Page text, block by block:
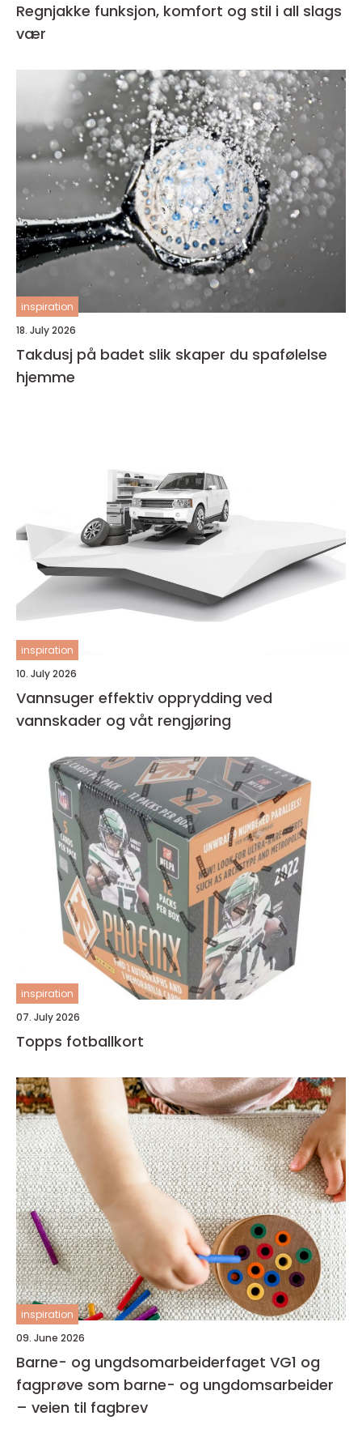
Regnjakke funksjon, komfort og stil i all slags
vær
inspiration
18. July 2026
Takdusj på badet slik skaper du spafølelse
hjemme
inspiration
10. July 2026
Vannsuger effektiv opprydding ved
vannskader og våt rengjøring
inspiration
07. July 2026
Topps fotballkort
inspiration
09. June 2026
Barne- og ungdsomarbeiderfaget VG1 og
fagprøve som barne- og ungdomsarbeider
– veien til fagbrev